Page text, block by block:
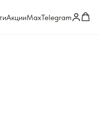
АкцииMaxTelegram